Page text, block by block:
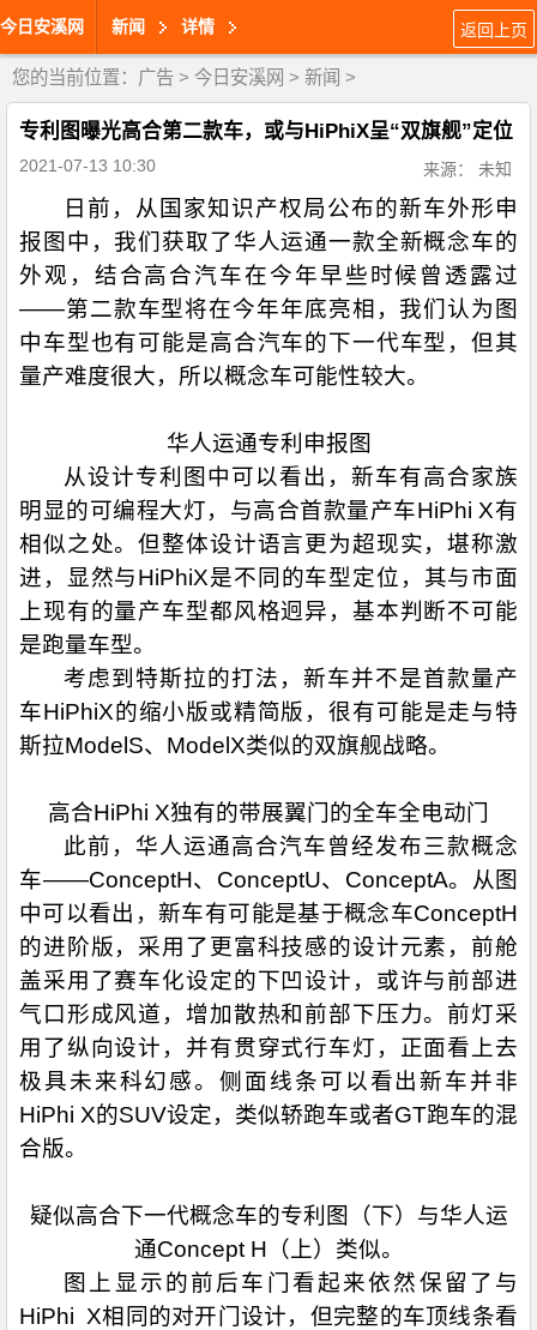
今日安溪网 新闻 详情 返回上页
您的当前位置： 广告 > 今日安溪网 > 新闻 >
专利图曝光高合第二款车，或与HiPhiX呈“双旗舰”定位
2021-07-13 10:30 来源： 未知
日前，从国家知识产权局公布的新车外形申
报图中，我们获取了华人运通一款全新概念车的
外观，结合高合汽车在今年早些时候曾透露过
——第二款车型将在今年年底亮相，我们认为图
中车型也有可能是高合汽车的下一代车型，但其
量产难度很大，所以概念车可能性较大。
华人运通专利申报图
从设计专利图中可以看出，新车有高合家族
明显的可编程大灯，与高合首款量产车HiPhi X有
相似之处。但整体设计语言更为超现实，堪称激
进，显然与HiPhiX是不同的车型定位，其与市面
上现有的量产车型都风格迥异，基本判断不可能
是跑量车型。
考虑到特斯拉的打法，新车并不是首款量产
车HiPhiX的缩小版或精简版，很有可能是走与特
斯拉ModelS、ModelX类似的双旗舰战略。
高合HiPhi X独有的带展翼门的全车全电动门
此前，华人运通高合汽车曾经发布三款概念
车——ConceptH、ConceptU、ConceptA。从图
中可以看出，新车有可能是基于概念车ConceptH
的进阶版，采用了更富科技感的设计元素，前舱
盖采用了赛车化设定的下凹设计，或许与前部进
气口形成风道，增加散热和前部下压力。前灯采
用了纵向设计，并有贯穿式行车灯，正面看上去
极具未来科幻感。侧面线条可以看出新车并非
HiPhi X的SUV设定，类似轿跑车或者GT跑车的混
合版。
疑似高合下一代概念车的专利图（下）与华人运
通Concept H（上）类似。
图上显示的前后车门看起来依然保留了与
HiPhi X相同的对开门设计，但完整的车顶线条看